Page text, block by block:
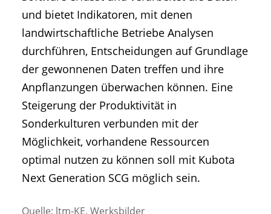
und bietet Indikatoren, mit denen
landwirtschaftliche Betriebe Analysen
durchführen, Entscheidungen auf Grundlage
der gewonnenen Daten treffen und ihre
Anpflanzungen überwachen können. Eine
Steigerung der Produktivität in
Sonderkulturen verbunden mit der
Möglichkeit, vorhandene Ressourcen
optimal nutzen zu können soll mit Kubota
Next Generation SCG möglich sein.
Quelle: ltm-KE, Werksbilder